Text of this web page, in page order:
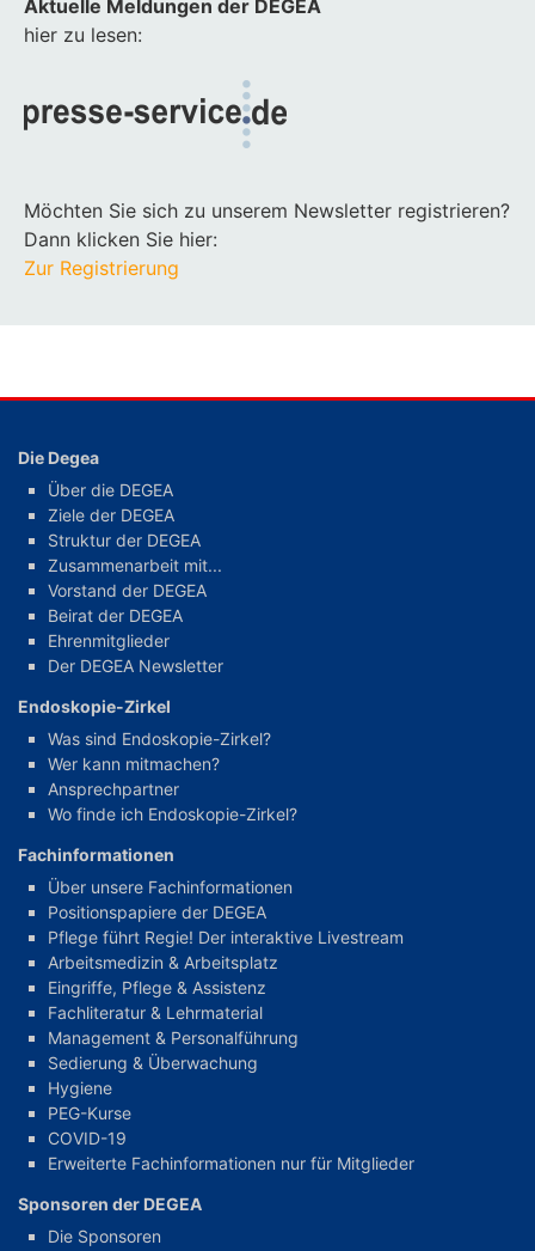
Aktuelle Meldungen der DEGEA
hier zu lesen:
Möchten Sie sich zu unserem Newsletter registrieren?
Dann klicken Sie hier:
Zur Registrierung
Die Degea
Über die DEGEA
Ziele der DEGEA
Struktur der DEGEA
Zusammenarbeit mit...
Vorstand der DEGEA
Beirat der DEGEA
Ehrenmitglieder
Der DEGEA Newsletter
Endoskopie-Zirkel
Was sind Endoskopie-Zirkel?
Wer kann mitmachen?
Ansprechpartner
Wo finde ich Endoskopie-Zirkel?
Fachinformationen
Über unsere Fachinformationen
Positionspapiere der DEGEA
Pflege führt Regie! Der interaktive Livestream
Arbeitsmedizin & Arbeitsplatz
Eingriffe, Pflege & Assistenz
Fachliteratur & Lehrmaterial
Management & Personalführung
Sedierung & Überwachung
Hygiene
PEG-Kurse
COVID-19
Erweiterte Fachinformationen nur für Mitglieder
Sponsoren der DEGEA
Die Sponsoren